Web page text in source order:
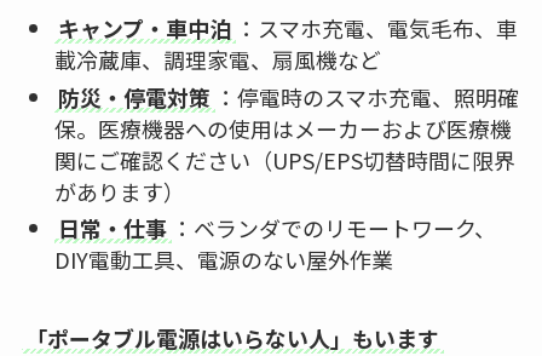
キャンプ・車中泊 ：スマホ充電、電気毛布、車
載冷蔵庫、調理家電、扇風機など
防災・停電対策 ：停電時のスマホ充電、照明確
保。医療機器への使用はメーカーおよび医療機
関にご確認ください（UPS/EPS切替時間に限界
があります）
日常・仕事 ：ベランダでのリモートワーク、
DIY電動工具、電源のない屋外作業
「ポータブル電源はいらない人」もいます